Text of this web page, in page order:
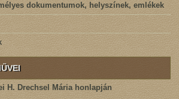
dokumentumok, helyszínek, emlékek
H. Drechsel Mária honlapján